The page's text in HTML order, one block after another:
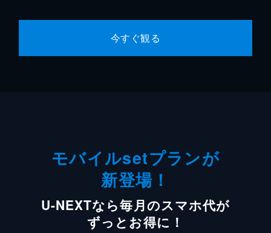
今すぐ観る
モバイルsetプランが
新登場！
U-NEXTなら毎月のスマホ代が
ずっとお得に！